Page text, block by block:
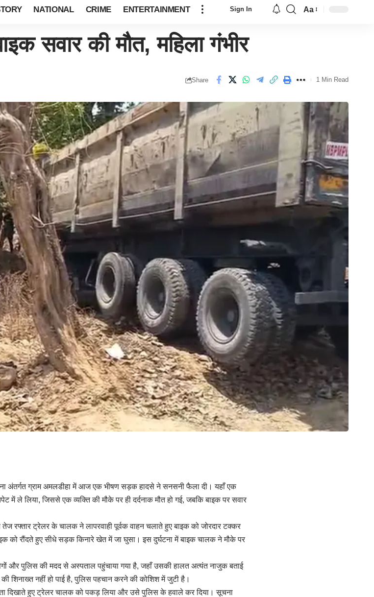
NATIONAL CRIME ENTERTAINMENT Sign In Aa
सवार की मौत, महिला गंभीर
Share 1 Min Read
अंतर्गत ग्राम अमलडीहा में आज एक भीषण सड़क हादसे ने सनसनी फैला दी। यहाँ एक
में ले लिया, जिससे एक व्यक्ति की मौके पर ही दर्दनाक मौत हो गई, जबकि बाइक पर सवार
रफ्तार ट्रेलर के चालक ने लापरवाही पूर्वक वाहन चलाते हुए बाइक को जोरदार टक्कर
को रौंदते हुए सीधे सड़क किनारे खेत में जा घुसा। इस दुर्घटना में बाइक चालक ने मौके पर
और पुलिस की मदद से अस्पताल पहुंचाया गया है, जहाँ उसकी हालत अत्यंत नाजुक बताई
शिनाख्त नहीं हो पाई है, पुलिस पहचान करने की कोशिश में जुटी है।
दिखाते हुए ट्रेलर चालक को पकड़ लिया और उसे पुलिस के हवाले कर दिया। सूचना